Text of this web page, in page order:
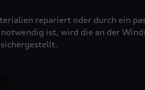
repariert oder durch ein
ist, wird die an der